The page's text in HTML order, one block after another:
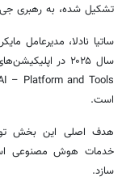
تشکیل شده، به رهبری جی
ساتیا نادلا، مدیرعامل
سال ۲۰۲۵ در
است.
هدف اصلی این بخش
خدمات هوش مصنوعی است
سازد.